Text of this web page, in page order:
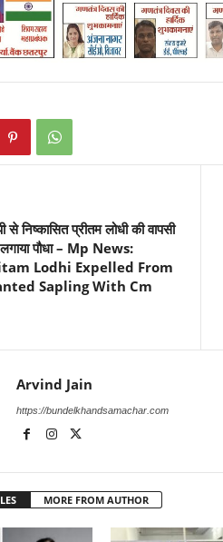
निष्कासित प्रीतम लोधी की वापसी
पौधा – Mp News:
Lodhi Expelled From
Sapling With Cm
Arvind Jain
https://bundelkhandsamachar.com
MORE FROM AUTHOR